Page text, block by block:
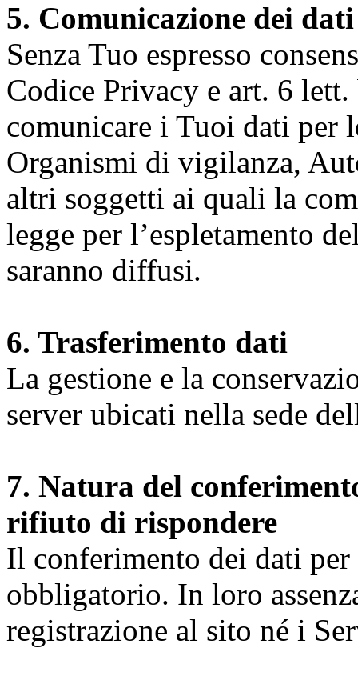
5. Comunicazione dei dati
Senza Tuo espresso
Codice Privacy e art. 6
comunicare i Tuoi dati per
Organismi di vigilanza,
altri soggetti ai quali la
legge per l’espletamento
saranno diffusi.
6. Trasferimento dati
La gestione e la
server ubicati nella sede
7. Natura del
rifiuto di rispondere
Il conferimento dei dati
obbligatorio. In loro
registrazione al sito né i